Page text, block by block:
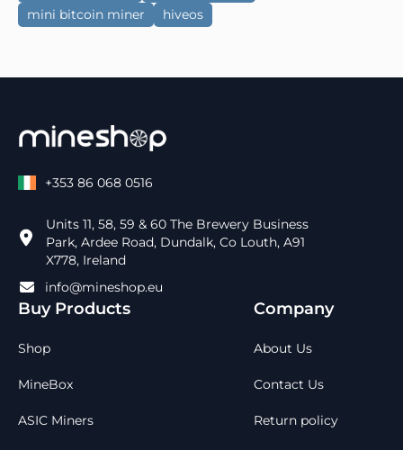
mini bitcoin miner
hiveos
+353 86 068 0516
Units 11, 58, 59 & 60 The Brewery Business
Park, Ardee Road, Dundalk, Co Louth, A91
X778, Ireland
info@mineshop.eu
Buy Products
Shop
MineBox
ASIC Miners
Company
About Us
Contact Us
Return policy